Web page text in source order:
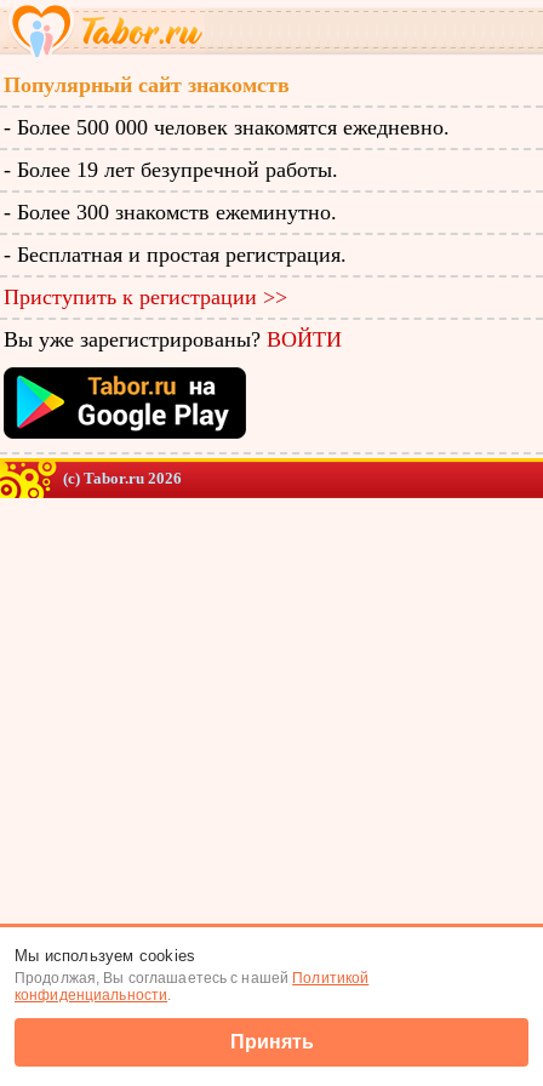
Популярный сайт знакомств
- Более 500 000 человек знакомятся ежедневно.
- Более 19 лет безупречной работы.
- Более 300 знакомств ежеминутно.
- Бесплатная и простая регистрация.
Приступить к регистрации >>
Вы уже зарегистрированы? ВОЙТИ
(c) Tabor.ru 2026
Мы используем cookies
Продолжая, Вы соглашаетесь с нашей Политикой
конфиденциальности.
Принять